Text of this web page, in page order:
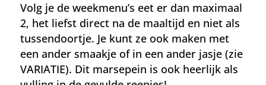
Volg je de weekmenu’s eet er dan maximaal
2, het liefst direct na de maaltijd en niet als
tussendoortje. Je kunt ze ook maken met
een ander smaakje of in een ander jasje (zie
VARIATIE). Dit marsepein is ook heerlijk als